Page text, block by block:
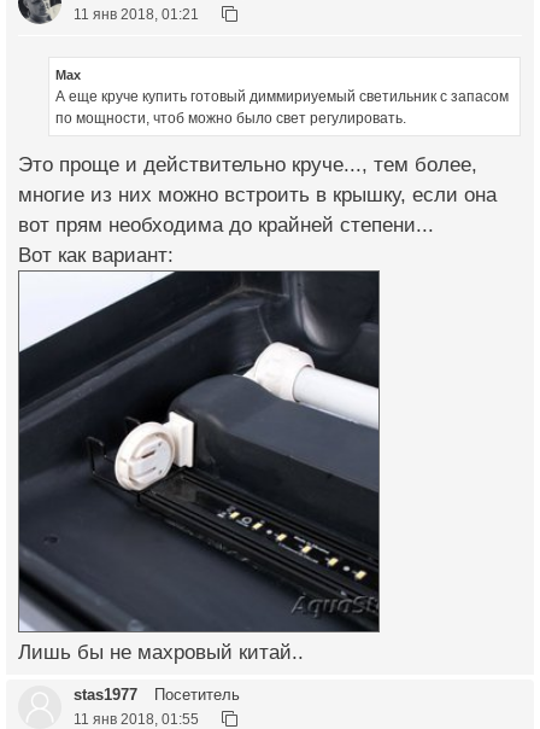
11 янв 2018, 01:21
Max
А еще круче купить готовый диммириуемый светильник с запасом
по мощности, чтоб можно было свет регулировать.
Это проще и действительно круче..., тем более,
многие из них можно встроить в крышку, если она
вот прям необходима до крайней степени...
Вот как вариант:
Лишь бы не махровый китай..
stas1977 Посетитель
11 янв 2018, 01:55